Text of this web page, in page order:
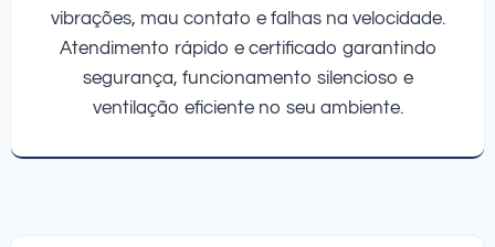
vibrações, mau contato e falhas na velocidade.
Atendimento rápido e certificado garantindo
segurança, funcionamento silencioso e
ventilação eficiente no seu ambiente.